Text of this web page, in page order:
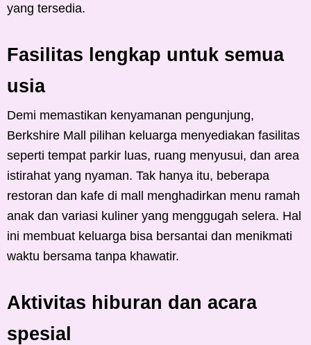
yang tersedia.
Fasilitas lengkap untuk semua
usia
Demi memastikan kenyamanan pengunjung,
Berkshire Mall pilihan keluarga menyediakan fasilitas
seperti tempat parkir luas, ruang menyusui, dan area
istirahat yang nyaman. Tak hanya itu, beberapa
restoran dan kafe di mall menghadirkan menu ramah
anak dan variasi kuliner yang menggugah selera. Hal
ini membuat keluarga bisa bersantai dan menikmati
waktu bersama tanpa khawatir.
Aktivitas hiburan dan acara
spesial